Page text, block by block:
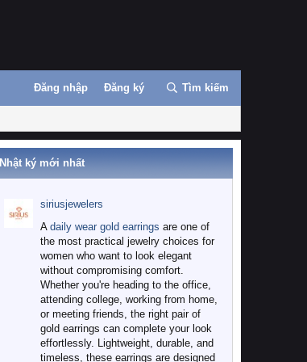
Đăng nhập Đăng ký Tìm kiếm
Nhật ký mới nhất
siriusjewelers
A daily wear gold earrings are one of
the most practical jewelry choices for
women who want to look elegant
without compromising comfort.
Whether you're heading to the office,
attending college, working from home,
or meeting friends, the right pair of
gold earrings can complete your look
effortlessly. Lightweight, durable, and
timeless, these earrings are designed